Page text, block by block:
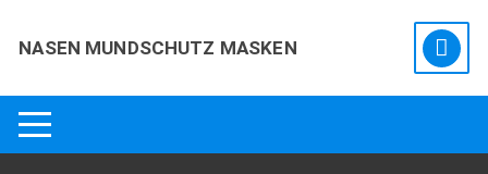
Inhalt
NASEN MUNDSCHUTZ MASKEN